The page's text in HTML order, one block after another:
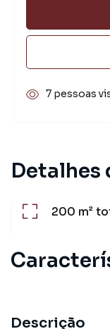
Detalhes
200 m²
Descrição
7 pessoas